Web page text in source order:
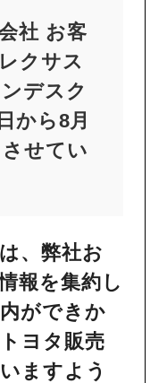
社 お客
クサス
デスク
から8月
せてい
、弊社お
報を集約し
ができか
ヨタ販売
ますよう